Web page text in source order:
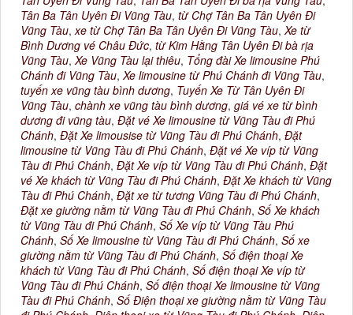
Tân Ba Tân Uyên Đi Vũng Tàu, từ Chợ Tân Ba Tân Uyên Đi
Vũng Tàu,xe từ Chợ Tân Ba Tân Uyên Đi Vũng Tàu,Xe từ
Bình Dương vé Châu Đức, từ Kim Hằng Tân Uyên Đi bà rịa
Vũng Tàu,Xe Vũng Tàu lại thiêu, Tổng đài Xe limousine Phú
Chánh đi Vũng Tàu,Xe limousine từ Phú Chánh đi Vũng Tàu,
tuyến xe vũng tàu bình dương, Tuyến Xe Từ Tân Uyên Đi
Vũng Tàu, chành xe vũng tàu bình dương, giá vé xe từ bình
dương đi vũng tàu, Đặt vé Xe limousine từ Vũng Tàu đi Phú
Chánh, Đặt Xe limousise từ Vũng Tàu đi Phú Chánh, Đặt
limousine từ Vũng Tàu đi Phú Chánh, Đặt vé Xe víp từ Vũng
Tàu đi Phú Chánh, Đặt Xe víp từ Vũng Tàu đi Phú Chánh, Đặt
vé Xe khách từ Vũng Tàu đi Phú Chánh, Đặt Xe khách từ Vũng
Tàu đi Phú Chánh, Đặt xe từ tương Vũng Tàu đi Phú Chánh,
Đặt xe giường nằm từ Vũng Tàu đi Phú Chánh, Số Xe khách
từ Vũng Tàu đi Phú Chánh, Số Xe víp từ Vũng Tàu Phú
Chánh, Số Xe limousine từ Vũng Tàu đi Phú Chánh, Số xe
giường nằm từ Vũng Tàu đi Phú Chánh, Số điện thoại Xe
khách từ Vũng Tàu đi Phú Chánh, Số điện thoại Xe víp từ
Vũng Tàu đi Phú Chánh, Số điện thoại Xe limousine từ Vũng
Tàu đi Phú Chánh, Số Điện thoại xe giường nằm từ Vũng Tàu